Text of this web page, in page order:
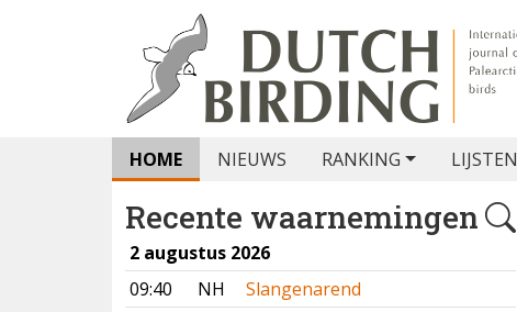
HOME NIEUWS RANKING LIJSTEN
Recente waarnemingen
2 augustus 2026
09:40
NH
Slangenarend